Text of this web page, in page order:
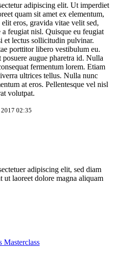
adipiscing elit. Ut imperdiet
quam sit amet ex elementum,
eros, gravida vitae velit sed,
a feugiat nisl. Quisque eu feugiat
et lectus sollicitudin pulvinar.
porttitor libero vestibulum eu.
posuere augue pharetra id. Nulla
fermentum lorem. Etiam
ultrices tellus. Nulla nunc
at eros. Pellentesque vel nisl
volutpat.
2017 02:35
adipiscing elit, sed diam
laoreet dolore magna aliquam
Masterclass